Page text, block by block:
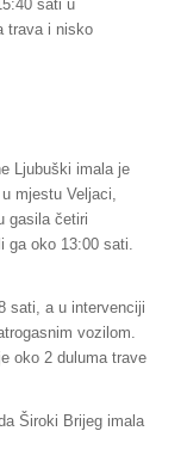
sati u
trava i nisko
Ljubuški imala je
mjestu Veljaci,
gasila četiri
ga oko 13:00 sati.
sati, a u intervenciji
vozilom.
oko 2 duluma trave
Široki Brijeg imala